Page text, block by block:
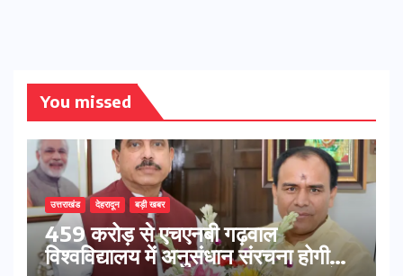
You missed
उत्तराखंड देहरादून बड़ी खबर
459 करोड़ से एचएनबी गढ़वाल
विश्वविद्यालय में अनुसंधान संरचना होगी